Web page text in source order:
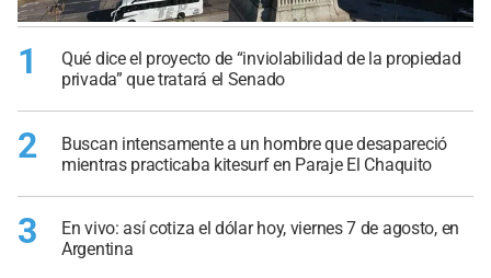
1
Qué dice el proyecto de “inviolabilidad de la propiedad
privada” que tratará el Senado
2
Buscan intensamente a un hombre que desapareció
mientras practicaba kitesurf en Paraje El Chaquito
3
En vivo: así cotiza el dólar hoy, viernes 7 de agosto, en
Argentina